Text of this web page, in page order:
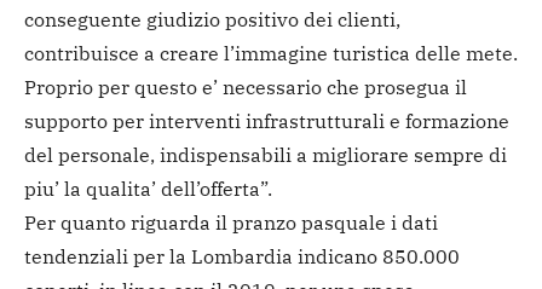
conseguente giudizio positivo dei clienti,
contribuisce a creare l’immagine turistica delle mete.
Proprio per questo e’ necessario che prosegua il
supporto per interventi infrastrutturali e formazione
del personale, indispensabili a migliorare sempre di
piu’ la qualita’ dell’offerta”.
Per quanto riguarda il pranzo pasquale i dati
tendenziali per la Lombardia indicano 850.000